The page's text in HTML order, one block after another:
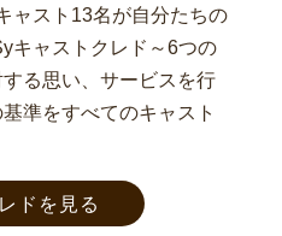
ャスト13名が自分たちの
キャストクレド～6つの
る思い、サービスを行
準をすべてのキャスト
ドを見る